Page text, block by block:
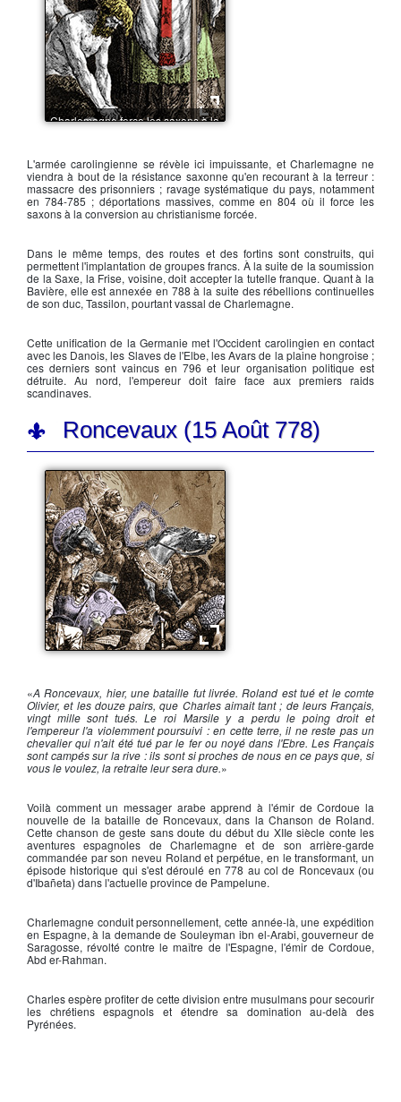
Charlemagne force les saxons à la
L'armée carolingienne se révèle ici impuissante, et Charlemagne ne
viendra à bout de la résistance saxonne qu'en recourant à la terreur :
massacre des prisonniers ; ravage systématique du pays, notamment
en 784-785 ; déportations massives, comme en 804 où il force les
saxons à la conversion au christianisme forcée.
Dans le même temps, des routes et des fortins sont construits, qui
permettent l'implantation de groupes francs. À la suite de la soumission
de la Saxe, la Frise, voisine, doit accepter la tutelle franque. Quant à la
Bavière, elle est annexée en 788 à la suite des rébellions continuelles
de son duc, Tassilon, pourtant vassal de Charlemagne.
Cette unification de la Germanie met l'Occident carolingien en contact
avec les Danois, les Slaves de l'Elbe, les Avars de la plaine hongroise ;
ces derniers sont vaincus en 796 et leur organisation politique est
détruite. Au nord, l'empereur doit faire face aux premiers raids
scandinaves.
Roncevaux (15 Août 778)
«A Roncevaux, hier, une bataille fut livrée. Roland est tué et le comte
Olivier, et les douze pairs, que Charles aimait tant ; de leurs Français,
vingt mille sont tués. Le roi Marsile y a perdu le poing droit et
l'empereur l'a violemment poursuivi : en cette terre, il ne reste pas un
chevalier qui n'ait été tué par le fer ou noyé dans l'Ebre. Les Français
sont campés sur la rive : ils sont si proches de nous en ce pays que, si
vous le voulez, la retraite leur sera dure.»
Voilà comment un messager arabe apprend à l'émir de Cordoue la
nouvelle de la bataille de Roncevaux, dans laChanson de Roland.
Cette chanson de geste sans doute du début du XIIe siècle conte les
aventures espagnoles de Charlemagne et de son arrière-garde
commandée par son neveu Roland et perpétue, en le transformant, un
épisode historique qui s'est déroulé en 778 au col de Roncevaux(ou
d'Ibañeta) dans l'actuelle province de Pampelune.
Charlemagne conduit personnellement, cette année-là, une expédition
en Espagne, à la demande de Souleyman ibn el-Arabi, gouverneur de
Saragosse, révolté contre le maître de l'Espagne, l'émir de Cordoue,
Abd er-Rahman.
Charles espère profiter de cette division entre musulmans pour secourir
les chrétiens espagnols et étendre sa domination au-delà des
Pyrénées.